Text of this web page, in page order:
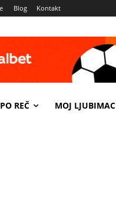
Blog Kontakt
REČ MOJ LJUBIMAC